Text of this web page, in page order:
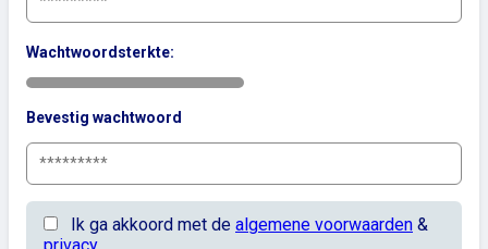
Wachtwoordsterkte:
Bevestig wachtwoord
Ik ga akkoord met de algemene voorwaarden &
privacy